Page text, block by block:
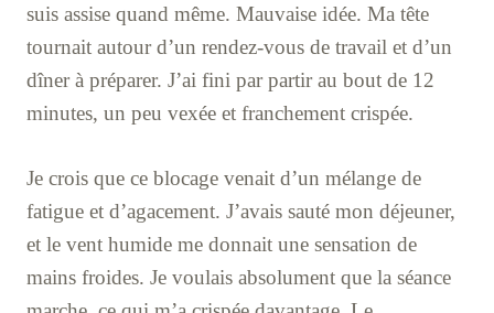
suis assise quand même. Mauvaise idée. Ma tête
tournait autour d’un rendez-vous de travail et d’un
dîner à préparer. J’ai fini par partir au bout de 12
minutes, un peu vexée et franchement crispée.
Je crois que ce blocage venait d’un mélange de
fatigue et d’agacement. J’avais sauté mon déjeuner,
et le vent humide me donnait une sensation de
mains froides. Je voulais absolument que la séance